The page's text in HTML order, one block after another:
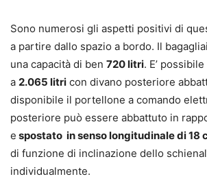
Sono numerosi gli aspetti positivi di
a partire dallo spazio a bordo. Il
una capacità di ben 720 litri. E’
a 2.065 litri con divano posteriore
disponibile il portellone a comando
posteriore può essere abbattuto in
e spostato in senso longitudinale di 18
di funzione di inclinazione dello
individualmente.